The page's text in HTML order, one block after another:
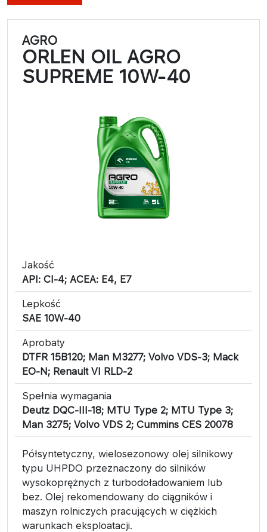
AGRO
ORLEN OIL AGRO
SUPREME 10W-40
Jakość
API: CI-4; ACEA: E4, E7
Lepkość
SAE 10W-40
Aprobaty
DTFR 15B120; Man M3277; Volvo VDS-3; Mack
EO-N; Renault VI RLD-2
Spełnia wymagania
Deutz DQC-III-18; MTU Type 2; MTU Type 3;
Man 3275; Volvo VDS 2; Cummins CES 20078
Półsyntetyczny, wielosezonowy olej silnikowy
typu UHPDO przeznaczony do silników
wysokoprężnych z turbodoładowaniem lub
bez. Olej rekomendowany do ciągników i
maszyn rolniczych pracujących w ciężkich
warunkach eksploatacji.